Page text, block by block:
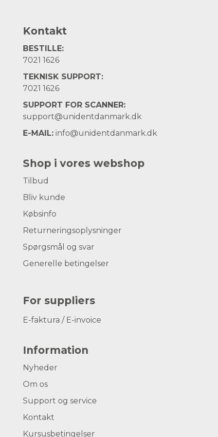
Kontakt
BESTILLE:
7021 1626
TEKNISK SUPPORT:
7021 1626
SUPPORT FOR SCANNER:
support@unidentdanmark.dk
E-MAIL: info@unidentdanmark.dk
Shop i vores webshop
Tilbud
Bliv kunde
Købsinfo
Returneringsoplysninger
Spørgsmål og svar
Generelle betingelser
For suppliers
E-faktura / E-invoice
Information
Nyheder
Om os
Support og service
Kontakt
Kursusbetingelser